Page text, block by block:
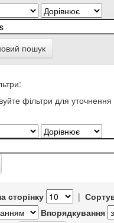
пошук
фільтри для уточнення
сторінку |
Впорядкування